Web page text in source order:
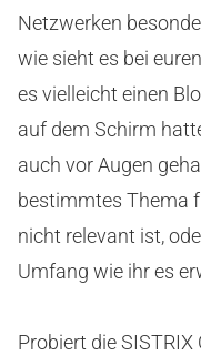
Netzwerken
wie sieht es bei
es vielleicht einen
auf dem Schirm
auch vor Augen
bestimmtes Thema
nicht relevant ist,
Umfang wie ihr es
Probiert die